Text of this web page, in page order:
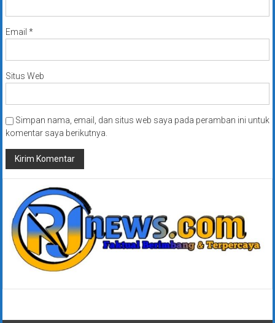
Email *
Situs Web
Simpan nama, email, dan situs web saya pada peramban ini untuk
komentar saya berikutnya.